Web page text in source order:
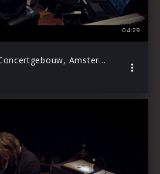
04:29
Orvonton (Live at Concertgebouw, Amsterdam / 2019)